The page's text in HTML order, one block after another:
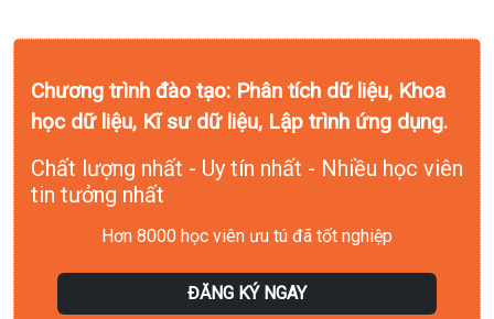
Chương trình đào tạo: Phân tích dữ liệu, Khoa
học dữ liệu, Kĩ sư dữ liệu, Lập trình ứng dụng.
Chất lượng nhất - Uy tín nhất - Nhiều học viên
tin tưởng nhất
Hơn 8000 học viên ưu tú đã tốt nghiệp
ĐĂNG KÝ NGAY